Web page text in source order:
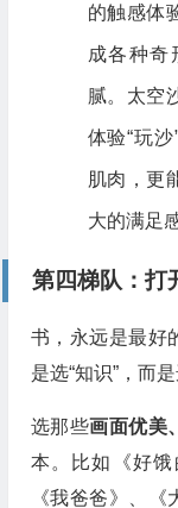
的触感体
成各种奇
腻。太空
体验“玩
肌肉，更
大的满足
第四梯队：打
书，永远是最好
是选“知识”，而是
选那些画面优美
本。比如《好饿
《我爸爸》、